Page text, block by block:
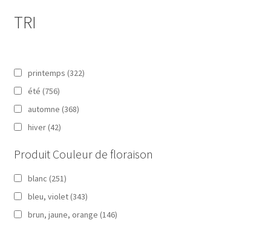
TRI
printemps (322)
été (756)
automne (368)
hiver (42)
Produit Couleur de floraison
blanc (251)
bleu, violet (343)
brun, jaune, orange (146)